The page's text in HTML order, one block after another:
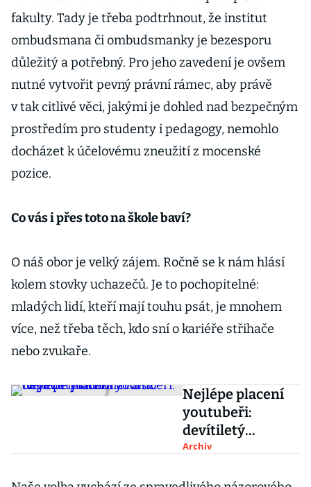
fakulty. Tady je třeba podtrhnout, že institut
ombudsmana či ombudsmanky je bezesporu
důležitý a potřebný. Pro jeho zavedení je ovšem
nutné vytvořit pevný právní rámec, aby právě
v tak citlivé věci, jakými je dohled nad bezpečným
prostředím pro studenty i pedagogy, nemohlo
docházet k účelovému zneužití z mocenské
pozice.
Co vás i přes toto na škole baví?
O náš obor je velký zájem. Ročně se k nám hlásí
kolem stovky uchazečů. Je to pochopitelné:
mladých lidí, kteří mají touhu psát, je mnohem
více, než třeba těch, kdo sní o kariéře střihače
nebo zvukaře.
Nejlépe placení
youtubeři:
devítiletý
milionář a
Archiv